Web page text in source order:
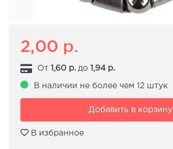
2,00 р.
От 1,60 р. до 1,94 р.
В наличии не более чем 12 штук
Добавить в корзину
В избранное